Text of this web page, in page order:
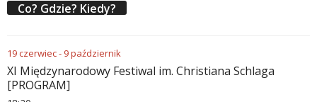
Co? Gdzie? Kiedy?
19czerwiec- 9październik
XI Międzynarodowy Festiwal im. Christiana Schlaga
[PROGRAM]